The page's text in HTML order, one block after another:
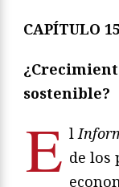
CAPÍTULO 15
sostenible?
E l
de los